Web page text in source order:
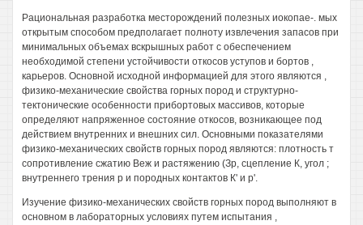
Рациональная разработка месторождений полезных иокопае-. мых
открытым способом предполагает полноту извлечения запасов при
минимальных объемах вскрышных работ с обеспечением
необходимой степени устойчивости откосов уступов и бортов ,
карьеров. Основной исходной информацией для этого являются ,
физико-механические свойства горных пород и структурно-
тектонические особенности прибортовых массивов, которые
определяют напряженное состояние откосов, возникающее под
действием внутренних и внешних сил. Основными показателями
физико-механических свойств горных пород являются: плотность т
сопротивление сжатию Веж и растяжению (Зр, сцепление К, угол ;
внутреннего трения р и породных контактов К' и р'.
Изучение физико-механических свойств горных пород выполняют в
основном в лабораторных условиях путем испытания ,